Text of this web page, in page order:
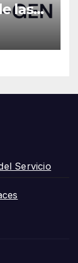
las
Servicio